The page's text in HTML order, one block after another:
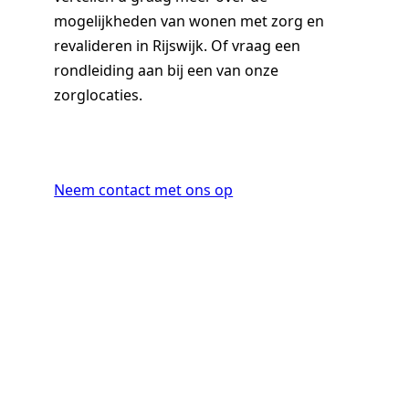
mogelijkheden van wonen met zorg en
revalideren in Rijswijk. Of vraag een
rondleiding aan bij een van onze
zorglocaties.
Neem contact met ons op